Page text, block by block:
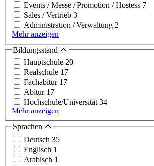
Events / Messe / Promotion / Hostess 7
Sales / Vertrieb 3
Administration / Verwaltung 2
Mehr anzeigen
Bildungsstand
Hauptschule 20
Realschule 17
Fachabitur 17
Abitur 17
Hochschule/Universität34
Mehr anzeigen
Sprachen
Deutsch 35
Englisch 1
Arabisch 1